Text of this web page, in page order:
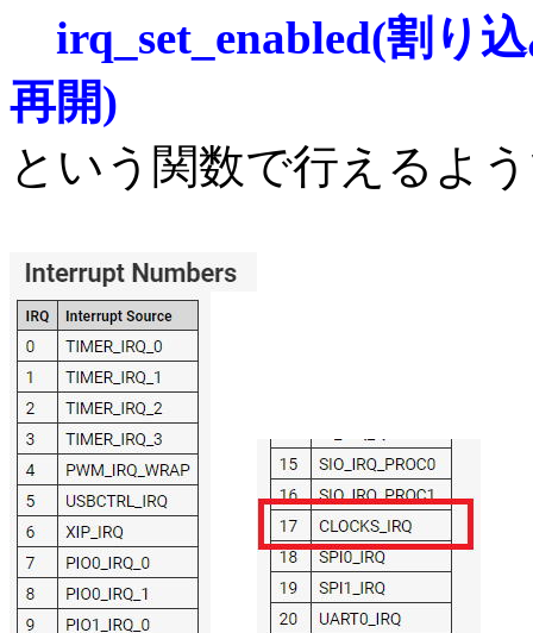
irq_set_enabled(割り
再開)
という関数で行えるよ